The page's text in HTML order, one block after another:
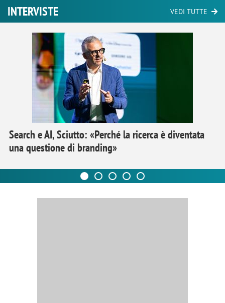
INTERVISTE VEDI TUTTE
Search e AI, Sciutto: «Perché la ricerca è diventata
una questione di branding»